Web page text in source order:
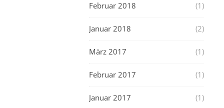
Februar 2018 (1)
Januar 2018 (2)
März 2017 (1)
Februar 2017 (1)
Januar 2017 (1)